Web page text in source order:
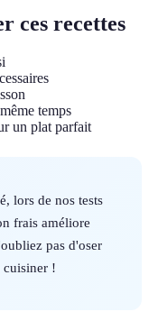
ces recettes
temps
un plat parfait
lors de nos tests
frais améliore
pas d'oser
cuisiner !